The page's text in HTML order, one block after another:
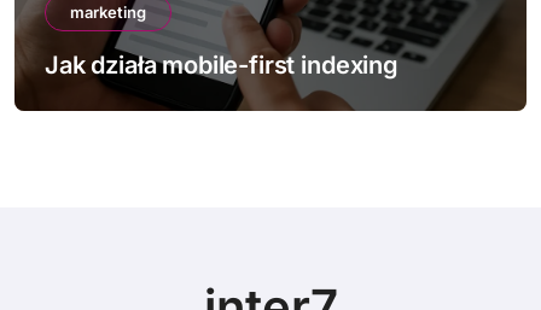
marketing
Jak działa mobile-first indexing